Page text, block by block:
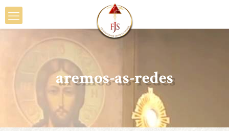
aremos-as-redes